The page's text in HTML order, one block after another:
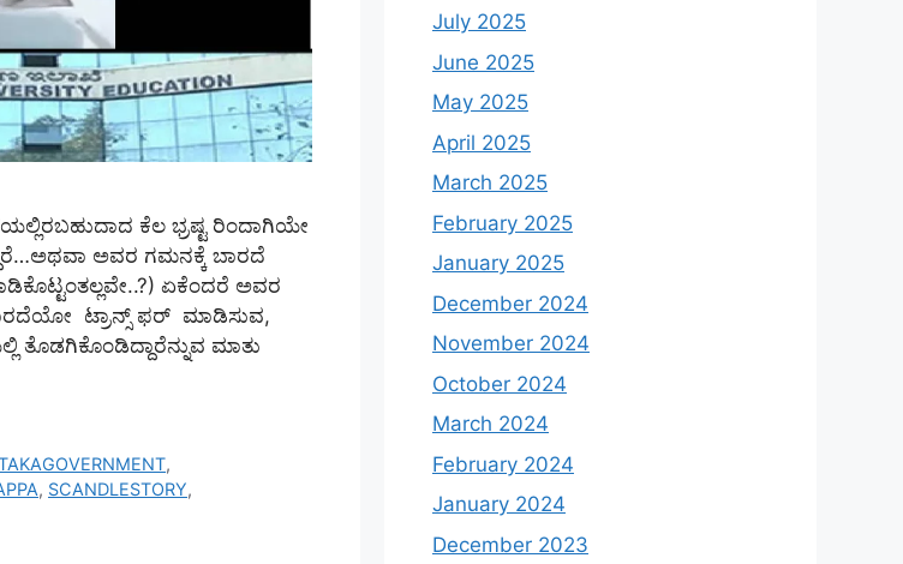
ಕೆಲ ಭ್ರಷ್ಟ ರಿಂದಾಗಿಯೇ
ಅವರ ಗಮನಕ್ಕೆ ಬಾರದೆ
ಏಕೆಂದರೆ ಅವರ
ಟ್ರಾನ್ಸ್‌ ಫರ್‌‌ ಮಾಡಿಸುವ,
ತೊಡಗಿಕೊಂಡಿದ್ದಾರೆನ್ನುವ ಮಾತು
,
, SCANDLESTORY,
July 2025
June 2025
May 2025
April 2025
March 2025
February 2025
January 2025
December 2024
November 2024
October 2024
March 2024
February 2024
January 2024
December 2023